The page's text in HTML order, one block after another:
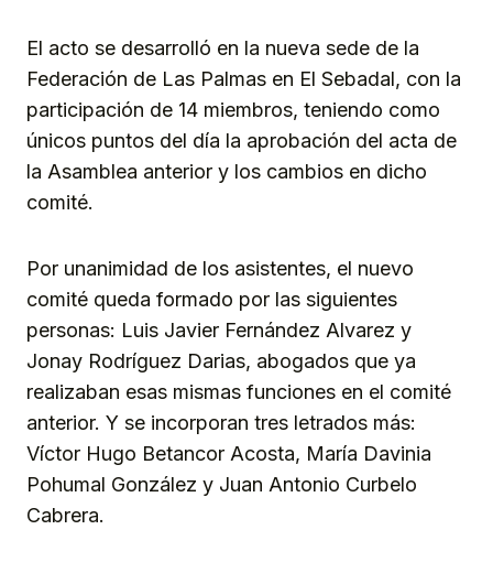
El acto se desarrolló en la nueva sede de la
Federación de Las Palmas en El Sebadal, con la
participación de 14 miembros, teniendo como
únicos puntos del día la aprobación del acta de
la Asamblea anterior y los cambios en dicho
comité.
Por unanimidad de los asistentes, el nuevo
comité queda formado por las siguientes
personas: Luis Javier Fernández Alvarez y
Jonay Rodríguez Darias, abogados que ya
realizaban esas mismas funciones en el comité
anterior. Y se incorporan tres letrados más:
Víctor Hugo Betancor Acosta, María Davinia
Pohumal González y Juan Antonio Curbelo
Cabrera.